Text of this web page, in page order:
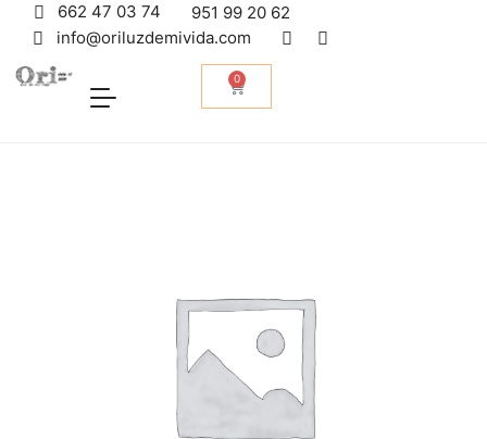
662 47 03 74
951 99 20 62
info@oriluzdemivida.com
0